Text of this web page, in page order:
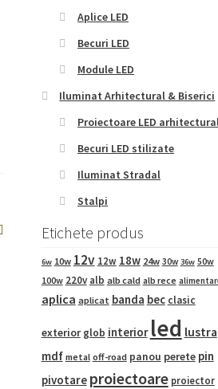
Aplice LED
Becuri LED
Module LED
Iluminat Arhitectural & Biserici
Proiectoare LED
Becuri LED stilizate
Iluminat Stradal
Stalpi
Etichete produs
6w 10w 12v 12w 18w 24w 30w 36w 50w
100w 220v alb alb cald alb rece
aplica aplicat banda bec clasic
exterior glob interior led lustra
mdf metal off-road panou perete pin
pivotare proiectoare proiector